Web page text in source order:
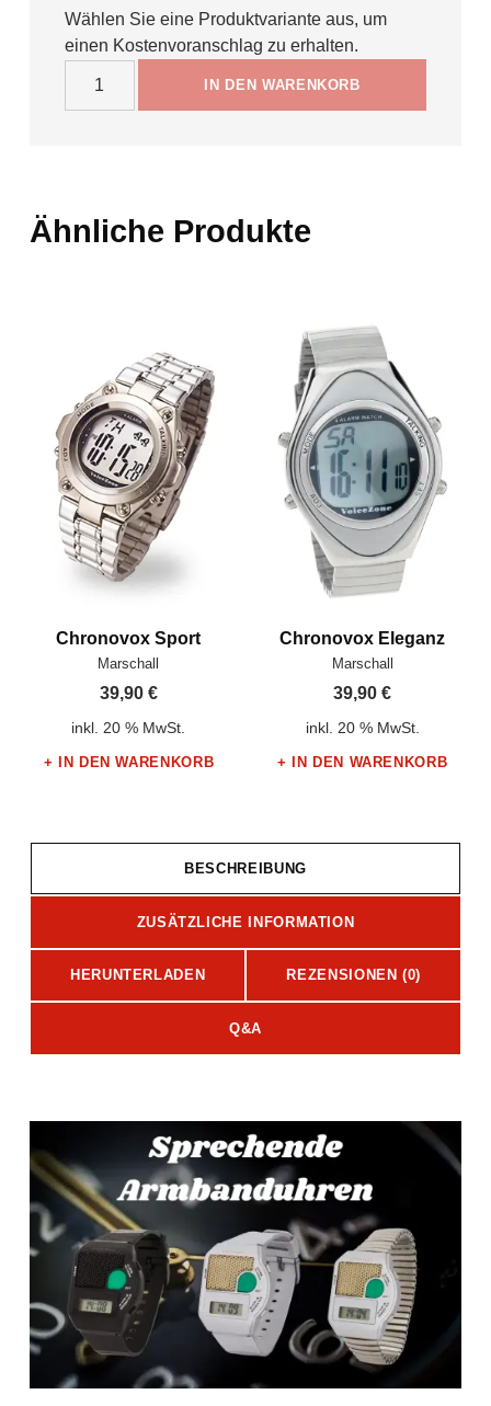
Wählen Sie eine Produktvariante aus, um
einen Kostenvoranschlag zu erhalten.
Silverfashion / Blackfashion Menge
IN DEN WARENKORB
Ähnliche Produkte
Chronovox Sport
Marschall
39,90 €
inkl. 20 % MwSt.
IN DEN WARENKORB
Chronovox Eleganz
Marschall
39,90€
inkl. 20 % MwSt.
IN DEN WARENKORB
BESCHREIBUNG
ZUSÄTZLICHE INFORMATION
HERUNTERLADEN REZENSIONEN (0)
Q&A
Beschreibung